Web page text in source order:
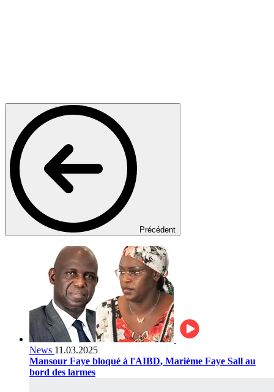
Précédent
News 11.03.2025
Mansour Faye bloqué à l'AIBD, Marième Faye Sall au
bord des larmes